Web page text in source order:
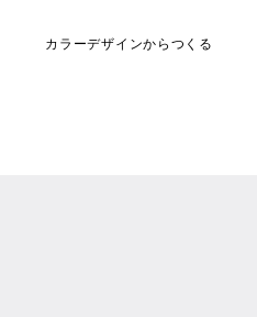
カラーデザインからつくる